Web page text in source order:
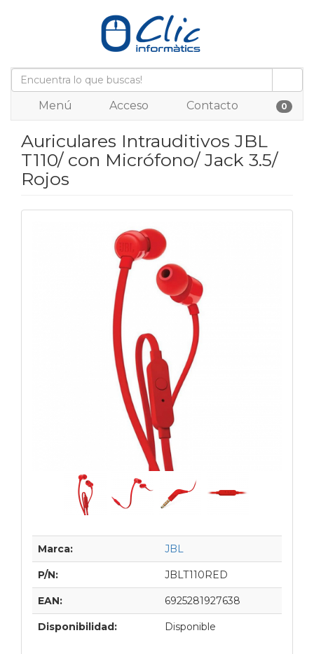
Menú Acceso Contacto 0
Auriculares Intrauditivos JBL
T110/ con Micrófono/ Jack 3.5/
Rojos
Marca: JBL
P/N: JBLT110RED
EAN: 6925281927638
Disponibilidad: Disponible